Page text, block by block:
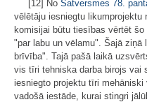
[12] No Satversmes 78.
vēlētāju iesniegtu likumprojektu
komisijai būtu tiesības vērtēt
"par labu un vēlamu". Šajā
brīvība". Tajā pašā laikā
vis tīri tehniska darba birojs vai
iesniegto projektu tīri
vadošā iestāde, kurai stingri